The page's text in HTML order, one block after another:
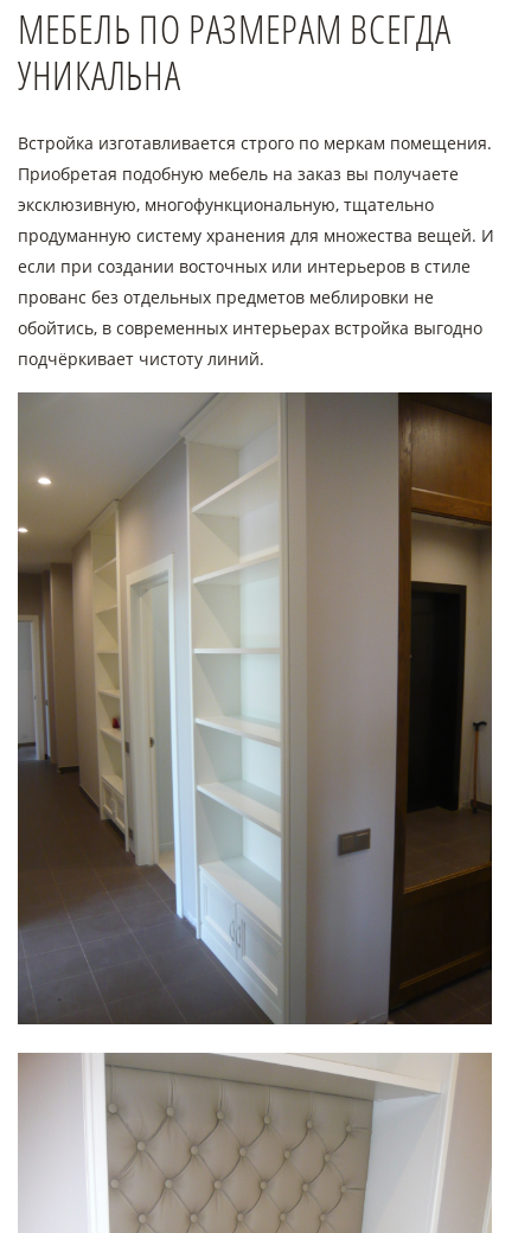
МЕБЕЛЬ ПО РАЗМЕРАМ ВСЕГДА
УНИКАЛЬНА
Встройка изготавливается строго по меркам помещения.
Приобретая подобную мебель на заказ вы получаете
эксклюзивную, многофункциональную, тщательно
продуманную систему хранения для множества вещей. И
если при создании восточных или интерьеров в стиле
прованс без отдельных предметов меблировки не
обойтись, в современных интерьерах встройка выгодно
подчёркивает чистоту линий.